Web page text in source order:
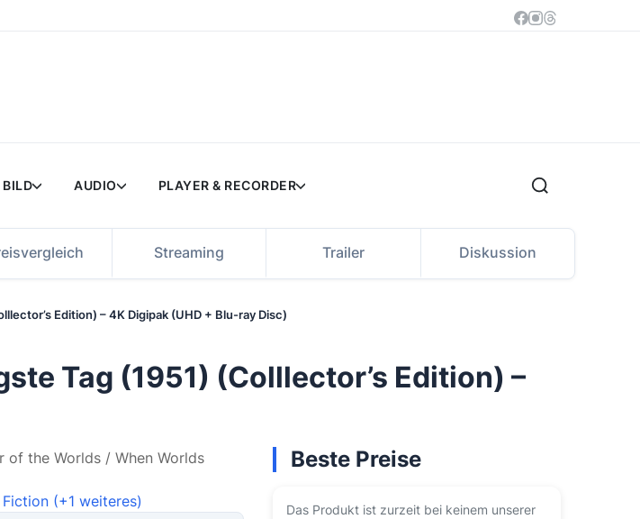
BILD AUDIO PLAYER & RECORDER
Streaming Trailer Diskussion
Edition) – 4K Digipak (UHD + Blu-ray Disc)
Tag (1951) (Colllector’s Edition) –
of the Worlds / When Worlds
Fiction (+1 weiteres)
Beste Preise
Das Produkt ist zurzeit bei keinem unserer